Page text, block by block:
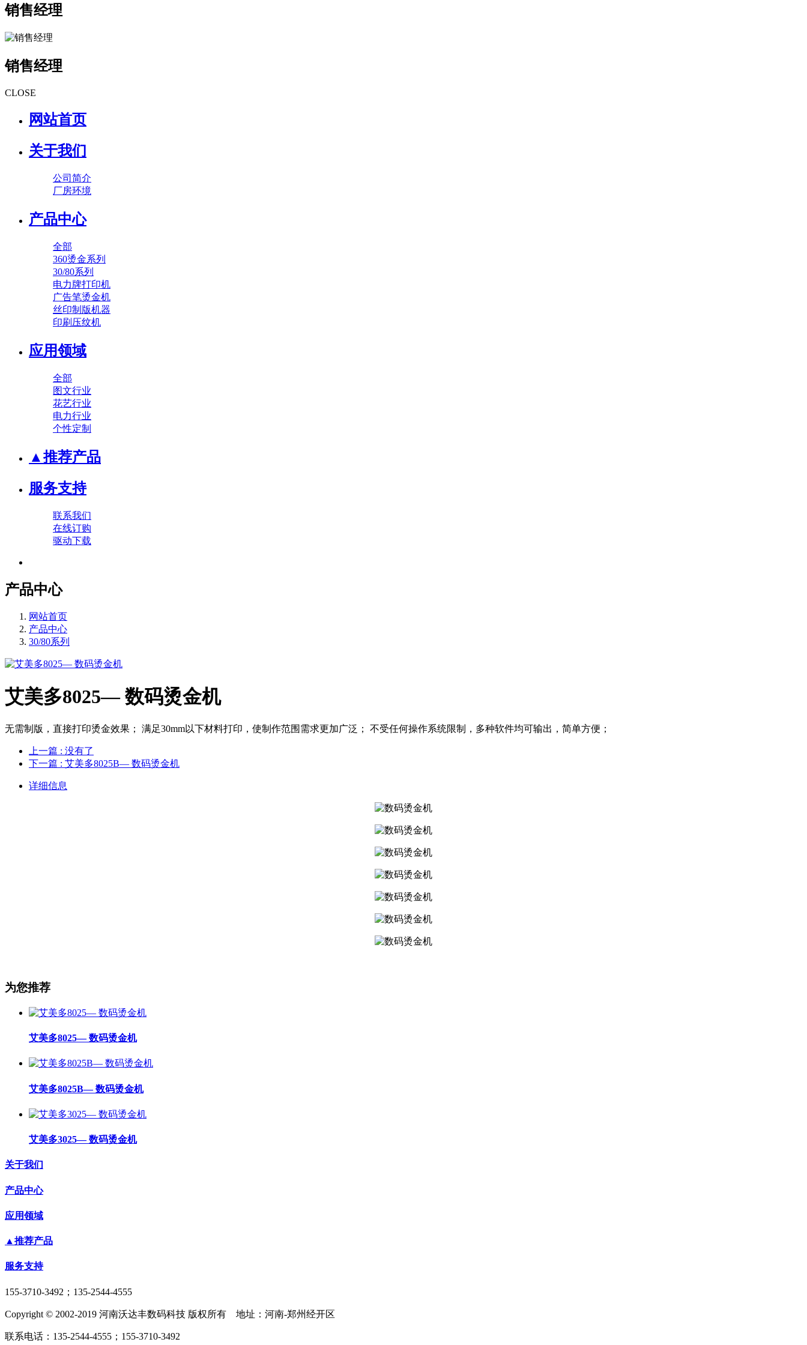
销售经理
销售经理
CLOSE
网站首页
关于我们
公司简介
厂房环境
产品中心
全部
360烫金系列
30/80系列
电力牌打印机
广告笔烫金机
丝印制版机器
印刷压纹机
应用领域
全部
图文行业
花艺行业
电力行业
个性定制
▲推荐产品
服务支持
联系我们
在线订购
驱动下载
产品中心
网站首页
产品中心
30/80系列
艾美多8025— 数码烫金机
无需制版，直接打印烫金效果； 满足30mm以下材料打印，使制作范围需求更加广泛； 不受任何操作系统限制，多种软件均可输出，简单方便；
上一篇 : 没有了
下一篇 : 艾美多8025B— 数码烫金机
详细信息
为您推荐
艾美多8025— 数码烫金机
艾美多8025B— 数码烫金机
艾美多3025— 数码烫金机
关于我们
产品中心
应用领域
▲推荐产品
服务支持
155-3710-3492；135-2544-4555
Copyright © 2002-2019 河南沃达丰数码科技 版权所有 地址：河南-郑州经开区
联系电话：135-2544-4555；155-3710-3492